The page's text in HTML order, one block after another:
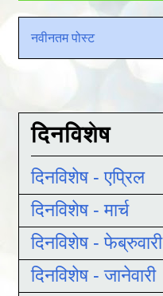
नवीनतम पोस्ट
दिनविशेष
दिनविशेष - एप्रिल
दिनविशेष - मार्च
दिनविशेष - फेब्रुवारी
दिनविशेष - जानेवारी